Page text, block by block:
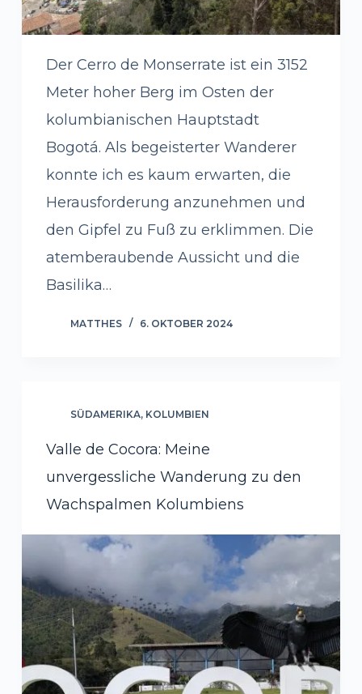
Der Cerro de Monserrate ist ein 3152
Meter hoher Berg im Osten der
kolumbianischen Hauptstadt
Bogotá. Als begeisterter Wanderer
konnte ich es kaum erwarten, die
Herausforderung anzunehmen und
den Gipfel zu Fuß zu erklimmen. Die
atemberaubende Aussicht und die
Basilika…
MATTHES 6. OKTOBER 2024
SÜDAMERIKA, KOLUMBIEN
Valle de Cocora: Meine
unvergessliche Wanderung zu den
Wachspalmen Kolumbiens